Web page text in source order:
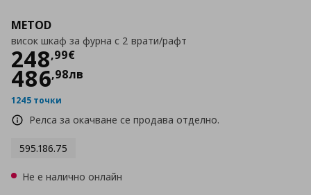
METOD
висок шкаф за фурна с 2 врати/рафт
248,99€
Цена248,99 €
486,98лв
1245 точки
Релса за окачване се продава отделно.
595.186.75
Не е налично онлайн